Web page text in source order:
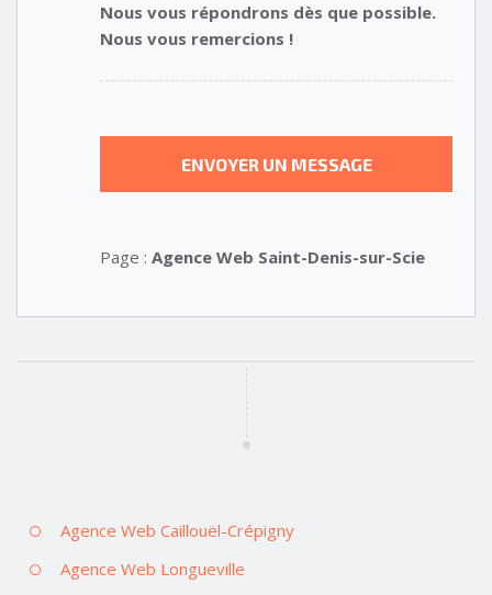
Nous vous répondrons dès que possible.
Nous vous remercions !
Page : Agence Web Saint-Denis-sur-Scie
Agence Web Caillouël-Crépigny
Agence Web Longueville